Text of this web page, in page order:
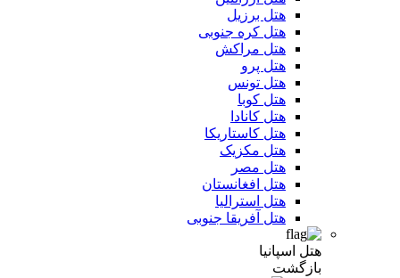
هتل برزیل
هتل کره جنوبی
هتل مراکش
هتل پرو
هتل تونس
هتل کوبا
هتل کانادا
هتل کاستاریکا
هتل مکزیک
هتل مصر
هتل افغانستان
هتل استرالیا
هتل آفریقا جنوبی
هتل اسپانیا
بازگشت